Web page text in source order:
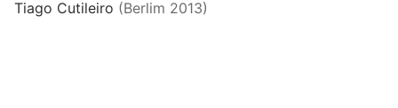
Tiago Cutileiro (Berlim 2013)